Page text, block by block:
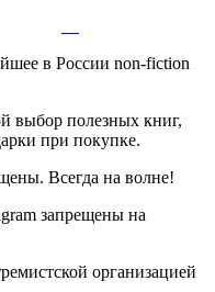
в России non-fiction
выбор полезных книг,
при покупке.
Всегда на волне!
запрещены на
организацией